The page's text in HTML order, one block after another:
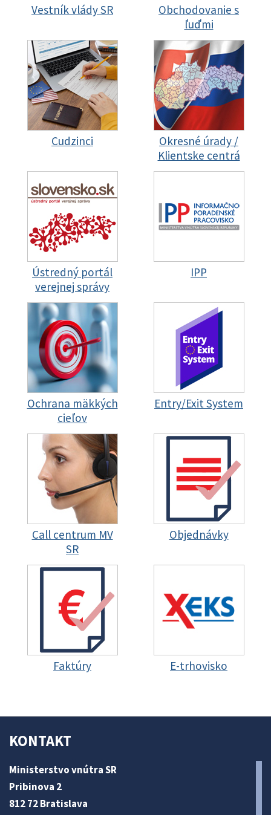
Vestník vlády SR
Obchodovanie s
ľuďmi
Cudzinci
Okresné úrady /
Klientske centrá
Ústredný portál
verejnej správy
IPP
Ochrana mäkkých
cieľov
Entry/Exit System
Call centrum MV
SR
Objednávky
Faktúry E-trhovisko
KONTAKT
Ministerstvo vnútra SR
Pribinova 2
812 72 Bratislava